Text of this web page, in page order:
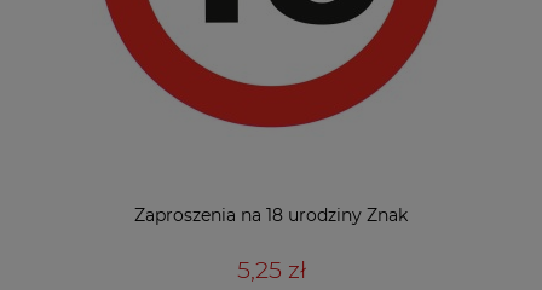
Zaproszenia na 18 urodziny Znak
5,25 zł